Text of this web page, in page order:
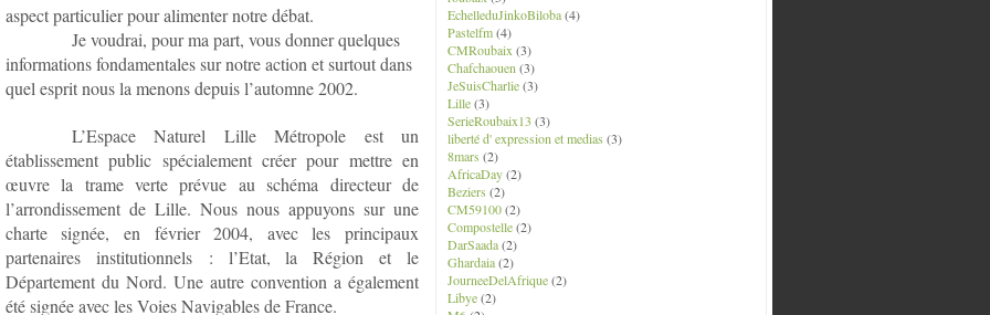
aspect particulier pour alimenter notre débat.
Je voudrai, pour ma part, vous donner quelques
informations fondamentales sur notre action et surtout dans
quel esprit nous la menons depuis l’automne 2002.
L’Espace Naturel Lille Métropole est un
établissement public spécialement créer pour mettre en
œuvre la trame verte prévue au schéma directeur de
l’arrondissement de Lille. Nous nous appuyons sur une
charte signée, en février 2004, avec les principaux
partenaires institutionnels : l’Etat, la Région et le
Département du Nord. Une autre convention a également
été signée avec les Voies Navigables de France.
EchelleduJinkoBiloba(4)
Pastelfm(4)
CMRoubaix (3)
Chafchaouen (3)
JeSuisCharlie(3)
Lille(3)
SerieRoubaix13 (3)
liberté d' expression et medias (3)
8mars (2)
AfricaDay(2)
Beziers (2)
CM59100(2)
Compostelle(2)
DarSaada(2)
Ghardaia(2)
JourneeDelAfrique(2)
Libye(2)